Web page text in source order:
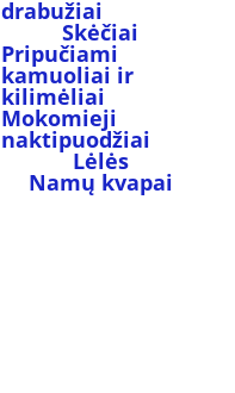
drabužiai
Skėčiai
Pripučiami
kamuoliai ir
kilimėliai
Mokomieji
naktipuodžiai
Lėlės
Namų kvapai